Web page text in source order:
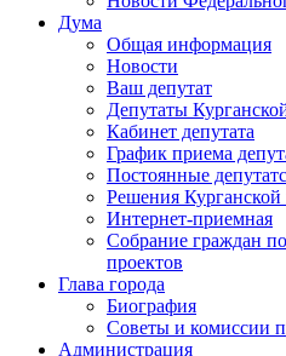
Дума
Общая информация
Новости
Ваш депутат
Депутаты
Кабинет депутата
График приема
Постоянные
Решения
Интернет-приемная
Собрание граждан
проектов
Глава города
Биография
Советы и комиссии
Администрация